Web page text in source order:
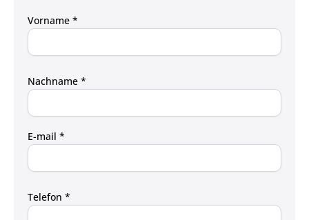
Vorname *
Nachname *
E-mail *
Telefon *